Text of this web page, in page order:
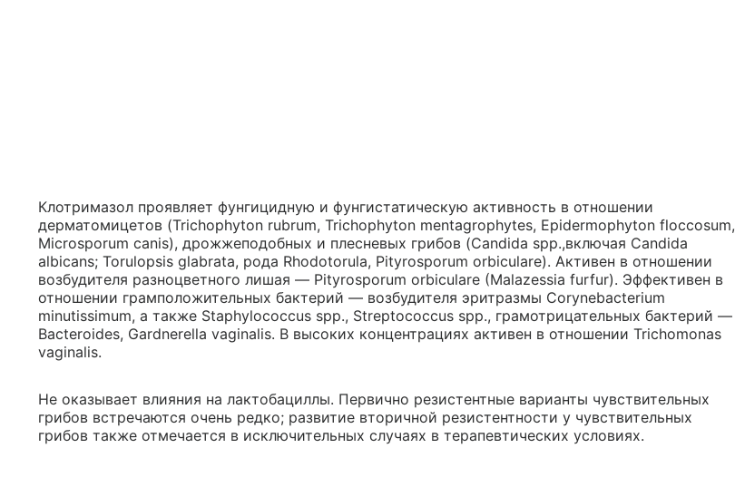
Клотримазол проявляет фунгицидную и фунгистатическую активность в отношении
дерматомицетов (Trichophyton rubrum, Trichophyton mentagrophytes, Epidermophyton floccosum,
Microsporum canis), дрожжеподобных и плесневых грибов (Candida spp.,включая Candida
albicans; Torulopsis glabrata, рода Rhodotorula, Pityrosporum orbiculare). Активен в отношении
возбудителя разноцветного лишая — Pityrosporum orbiculare (Malazessia furfur). Эффективен в
отношении грамположительных бактерий — возбудителя эритразмы Corynebacterium
minutissimum, а также Staphylococcus spp., Streptococcus spp., грамотрицательных бактерий —
Bacteroides, Gardnerella vaginalis. В высоких концентрациях активен в отношении Trichomonas
vaginalis.
Не оказывает влияния на лактобациллы. Первично резистентные варианты чувствительных
грибов встречаются очень редко; развитие вторичной резистентности у чувствительных
грибов также отмечается в исключительных случаях в терапевтических условиях.